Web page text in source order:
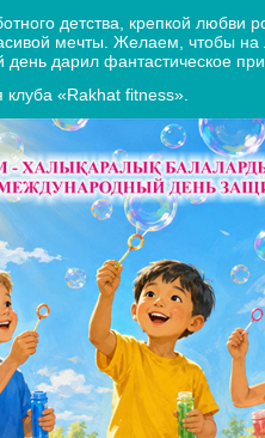
детства, крепкой любви
мечты. Желаем, чтобы на
день дарил фантастическое
«Rakhat fitness».